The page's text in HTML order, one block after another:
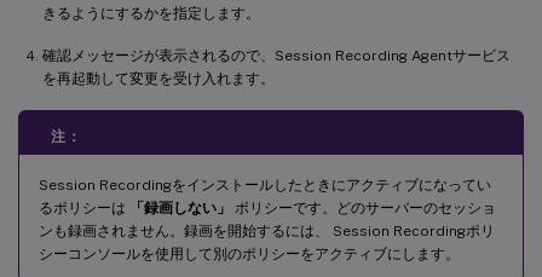
きるようにするかを指定します。
確認メッセージが表示されるので、Session Recording Agentサービス
を再起動して変更を受け入れます。
注：
Session Recordingをインストールしたときにアクティブになってい
るポリシーは
「録画しない」
ポリシーです。どのサーバーのセッショ
ンも録画されません。録画を開始するには、 Session Recordingポリ
シーコンソールを使用して別のポリシーをアクティブにします。